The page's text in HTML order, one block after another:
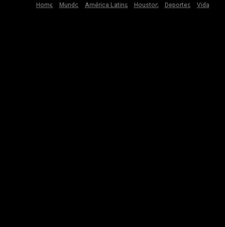
Home
Mundo América Latina Houston Deportes Vida